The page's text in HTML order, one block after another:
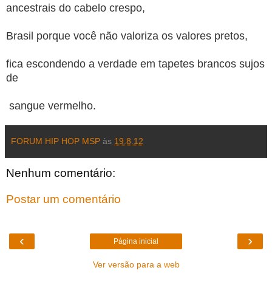
ancestrais do cabelo crespo,
Brasil porque você não valoriza os valores pretos,
fica escondendo a verdade em tapetes brancos sujos
de
sangue vermelho.
FORUM HIP HOP MSP às 19.8.12
Nenhum comentário:
Postar um comentário
‹ ›
Página inicial
Ver versão para a web